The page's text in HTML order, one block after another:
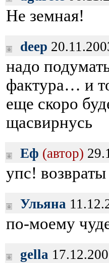
Не земная!
deep
надо
фактура… и
еще скоро
щасвирнусь
Еф (автор)
упс!
Ульяна
по-моему
gella